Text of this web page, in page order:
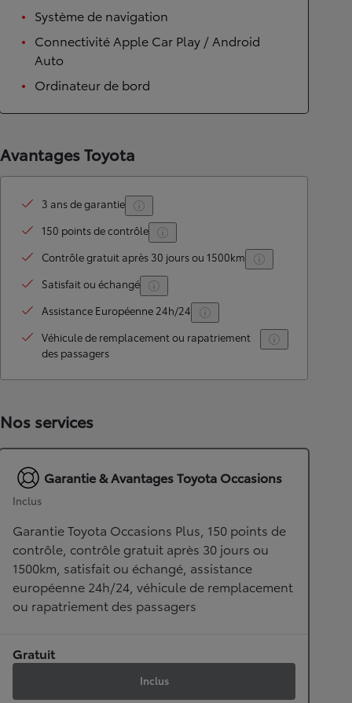
Système de navigation
Connectivité Apple Car Play / Android
Auto
Ordinateur de bord
Avantages Toyota
3 ans de garantie
150 points de contrôle
Contrôle gratuit après 30 jours ou 1500km
Satisfait ou échangé
Assistance Européenne 24h/24
Véhicule de remplacement ou rapatriement
des passagers
Nos services
Garantie & Avantages Toyota Occasions
Inclus
Garantie Toyota Occasions Plus, 150 points de
contrôle, contrôle gratuit après 30 jours ou
1500km, satisfait ou échangé, assistance
européenne 24h/24, véhicule de remplacement
ou rapatriement des passagers
Gratuit
Inclus